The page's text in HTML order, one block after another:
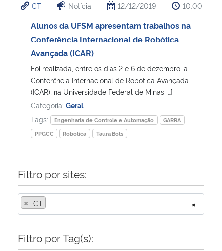
Ministério do Desenvolvimento Regional
Controladoria-Geral da União
Ministério da Mulher, da Família e dos Direitos Humanos
Secretaria-Geral
Secretaria de Governo
Banco Central do Brasil
CT Notícia 12/12/2019 10:00
Alunos da UFSM apresentam trabalhos na
Conferência Internacional de Robótica
Avançada (ICAR)
Foi realizada, entre os dias 2 e 6 de dezembro, a
Conferência Internacional de Robótica Avançada
(ICAR), na Universidade Federal de Minas […]
Categoria: Geral
Tags:
Engenharia de Controle e Automação
GARRA
PPGCC
Robótica Taura Bots
Filtro por sites:
×
× CT
Filtro por Tag(s):